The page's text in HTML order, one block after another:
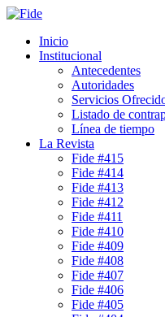
Inicio
Institucional
Antecedentes
Autoridades
Servicios
Listado de
Línea de tiempo
La Revista
Fide #415
Fide #414
Fide #413
Fide #412
Fide #411
Fide #410
Fide #409
Fide #408
Fide #407
Fide #406
Fide #405